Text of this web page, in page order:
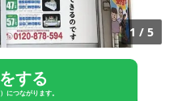
1 / 5
する
につながります。